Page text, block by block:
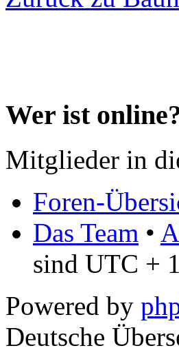
Wer ist
Mitglieder in
Foren-
Das Team •
sind UTC +
Powered by
Deutsche